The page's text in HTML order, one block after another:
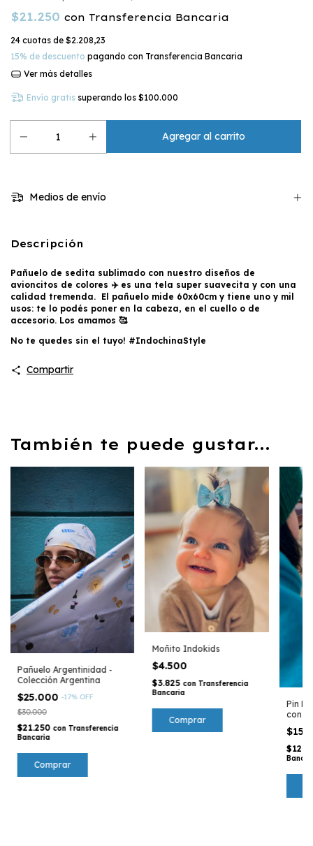
$21.250 con Transferencia Bancaria
24 cuotas de $2.208,23
15% de descuento pagando con Transferencia Bancaria
Ver más detalles
Envío gratis superando los $100.000
Medios de envío
Descripción
Pañuelo de sedita sublimado con nuestro diseños de
avioncitos de colores ✈️ es una tela super suavecita y con una
calidad tremenda. El pañuelo mide 60x60cm y tiene uno y mil
usos: te lo podés poner en la cabeza, en el cuello o de
accesorio. Los amamos 🥰
No te quedes sin el tuyo! #IndochinaStyle
Compartir
También te puede gustar...
Pañuelo Argentinidad -
Colección Argentina
$25.000 -17% OFF
$30.000
$21.250 con Transferencia
Bancaria
Moñito Indokids
$4.500
$3.825 con Transferencia
Bancaria
Comprar
Pin
con